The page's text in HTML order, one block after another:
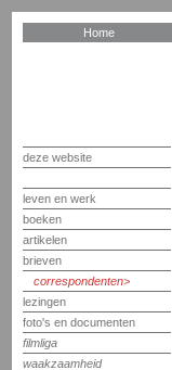
Home
deze website
leven en werk
boeken
artikelen
brieven
correspondenten
lezingen
foto's en documenten
filmliga
waakzaamheid